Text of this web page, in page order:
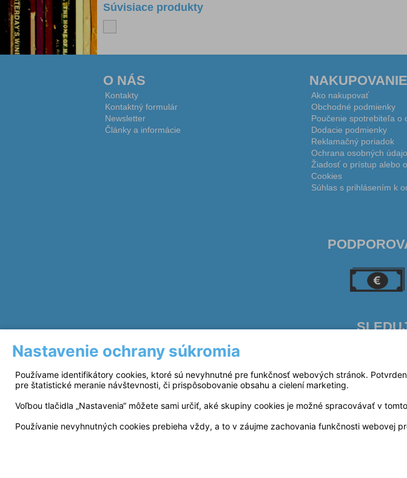
Súvisiace produkty
O NÁS
Kontakty
Kontaktný formulár
Newsletter
Články a informácie
NAKUPOVANIE
Ako nakupovať
Obchodné podmienky
Poučenie spotrebiteľa o
Dodacie podmienky
Reklamačný poriadok
Ochrana osobných
Žiadosť o prístup alebo
Cookies
Súhlas s prihlásením k
Prevádzkovateľ: © Irena
Nastavenie ochrany súkromia
Používame identifikátory cookies, ktoré sú nevyhnutné pre funkčnosť webových stránok.
pre štatistické meranie návštevnosti, či prispôsobovanie obsahu a cielení marketing.
Voľbou tlačidla „Nastavenia“ môžete sami určiť, aké skupiny cookies je možné spracovávať v
Používanie nevyhnutných cookies prebieha vždy, a to v záujme zachovania funkčnosti webovej